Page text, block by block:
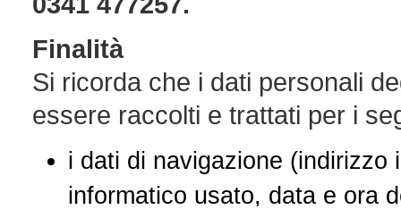
Finalità
Si ricorda che i dati personali
essere raccolti e trattati per i
i dati di navigazione (indirizzo
informatico usato, data e ora